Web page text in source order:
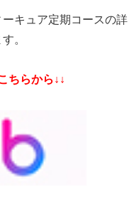
キュア定期コースの詳
。
ちらから↓↓